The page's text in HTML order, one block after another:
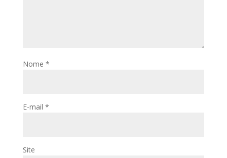
Nome *
E-mail *
Site